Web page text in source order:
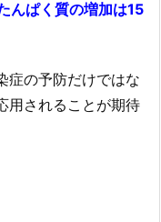
んぱく質の増加は15
症の予防だけではな
用されることが期待